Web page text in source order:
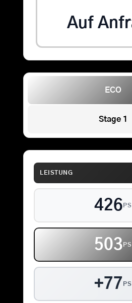
Auf
ECO
Stage 1
LEISTUNG
426 PS
503 PS
+77 PS